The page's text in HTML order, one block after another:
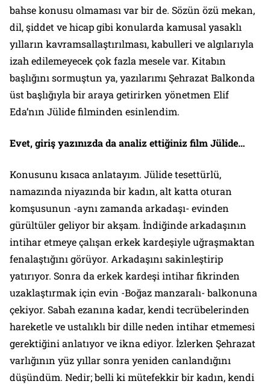
bahse konusu olmaması var bir de. Sözün özü mekan,
dil, şiddet ve hicap gibi konularda kamusal yasaklı
yılların kavramsallaştırılması, kabulleri ve algılarıyla
izah edilemeyecek çok fazla mesele var. Kitabın
başlığını sormuştun ya, yazılarımı Şehrazat Balkonda
üst başlığıyla bir araya getirirken yönetmen Elif
Eda’nın Jülidefilminden esinlendim.
Evet, giriş yazınızda da analiz ettiğiniz film Jülide…
Konusunu kısaca anlatayım. Jülide tesettürlü,
namazında niyazında bir kadın, alt katta oturan
komşusunun -aynı zamanda arkadaşı- evinden
gürültüler geliyor bir akşam. İndiğinde arkadaşının
intihar etmeye çalışan erkek kardeşiyle uğraşmaktan
fenalaştığını görüyor. Arkadaşını sakinleştirip
yatırıyor. Sonra da erkek kardeşi intihar fikrinden
uzaklaştırmak için evin -Boğaz manzaralı- balkonuna
çekiyor. Sabah ezanına kadar, kendi tecrübelerinden
hareketle ve ustalıklı bir dille neden intihar etmemesi
gerektiğini anlatıyor ve ikna ediyor. İzlerken Şehrazat
varlığının yüz yıllar sonra yeniden canlandığını
düşündüm. Nedir; belli ki mütefekkir bir kadın, kendi